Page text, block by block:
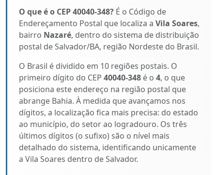
O que é o CEP 40040-348? É o Código de
Endereçamento Postal que localiza a Vila Soares,
bairro Nazaré, dentro do sistema de distribuição
postal de Salvador/BA, região Nordeste do Brasil.
O Brasil é dividido em 10 regiões postais. O
primeiro dígito do CEP 40040-348 é o 4, o que
posiciona este endereço na região postal que
abrange Bahia. À medida que avançamos nos
dígitos, a localização fica mais precisa: do estado
ao município, do setor ao logradouro. Os três
últimos dígitos (o sufixo) são o nível mais
detalhado do sistema, identificando unicamente
a Vila Soares dentro de Salvador.